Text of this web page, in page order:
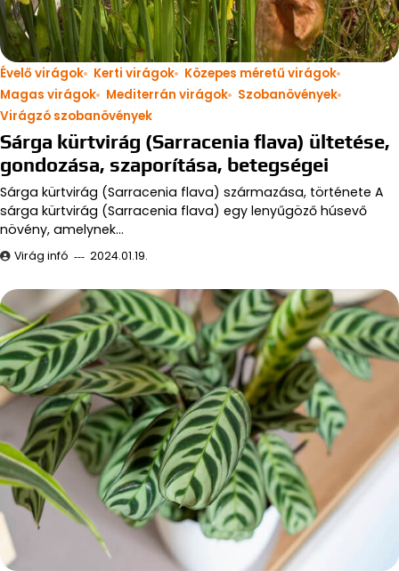
Évelő virágok Kerti virágok
Közepes méretű virágok
Magas virágok
Mediterrán virágok
Szobanövények
Virágzó szobanövények
Sárga kürtvirág (Sarracenia flava) ültetése,
gondozása, szaporítása, betegségei
Sárga kürtvirág (Sarracenia flava) származása, története A
sárga kürtvirág (Sarracenia flava) egy lenyűgöző húsevő
növény, amelynek…
Virág infó 2024.01.19.